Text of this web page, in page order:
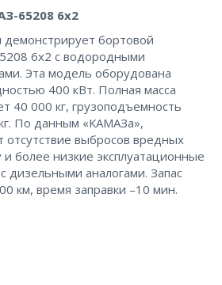
65208 6х2
демонстрирует бортовой
6х2 с водородными
Эта модель оборудована
400 кВт. Полная масса
40 000 кг, грузоподъемность
По данным «КАМАЗа»,
отсутствие выбросов вредных
более низкие эксплуатационные
дизельными аналогами. Запас
км, время заправки –10 мин.